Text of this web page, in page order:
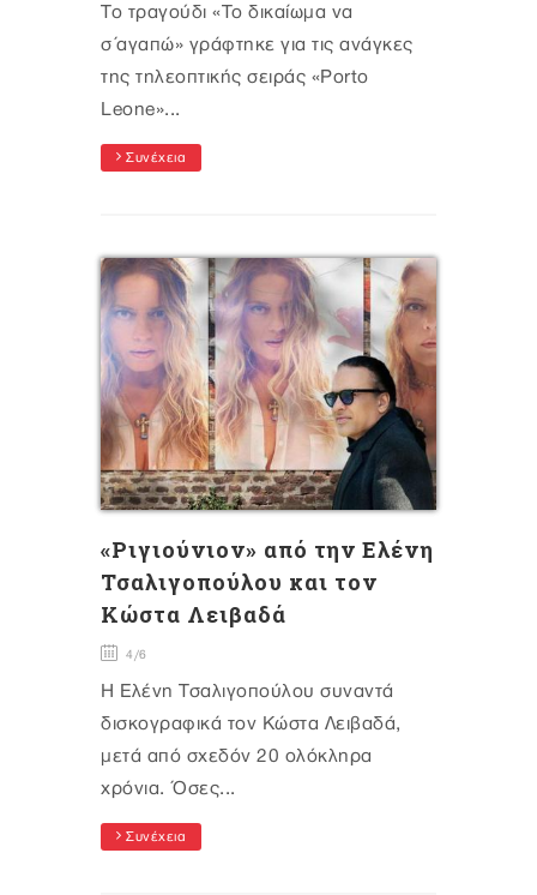
Το τραγούδι «Το δικαίωμα να
σ΄αγαπώ» γράφτηκε για τις ανάγκες
της τηλεοπτικής σειράς «Porto
Leone»...
Συνέχεια
«Ριγιούνιον» από την Ελένη
Τσαλιγοπούλου και τον
Κώστα Λειβαδά
4/6
Η Ελένη Τσαλιγοπούλου συναντά
δισκογραφικά τον Κώστα Λειβαδά,
μετά από σχεδόν 20 ολόκληρα
χρόνια. Όσες...
Συνέχεια